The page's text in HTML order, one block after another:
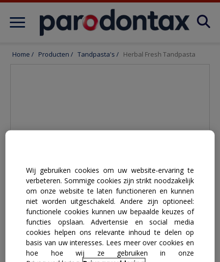
Producten
Home / Producten / Tandpasta's / Herbal Fresh Tandpasta
Wij gebruiken cookies om uw website-ervaring te
verbeteren. Sommige cookies zijn strikt noodzakelijk
om onze website te laten functioneren en kunnen
niet worden uitgeschakeld. Andere zijn optioneel:
functionele cookies kunnen uw bepaalde keuzes of
functies opslaan. Advertensie en social media
cookies helpen ons relevante inhoud te delen op
basis van uw interesses. Lees meer over cookies en
hoe hoe wij ze gebruiken in onze